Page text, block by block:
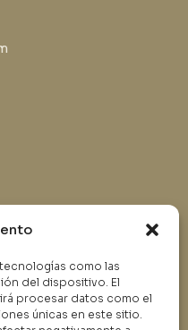
como las
del dispositivo. El
procesar datos como el
únicas en este sitio.